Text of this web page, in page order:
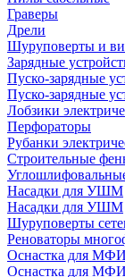
Граверы
Дрели
Шуруповерты и
Зарядные
Пуско-зарядные
Пуско-зарядные
Лобзики
Перфораторы
Рубанки
Строительные
Насадки для УШМ
Насадки для УШМ
Шуруповерты
Реноваторы
Оснастка для МФИ
Оснастка для МФИ